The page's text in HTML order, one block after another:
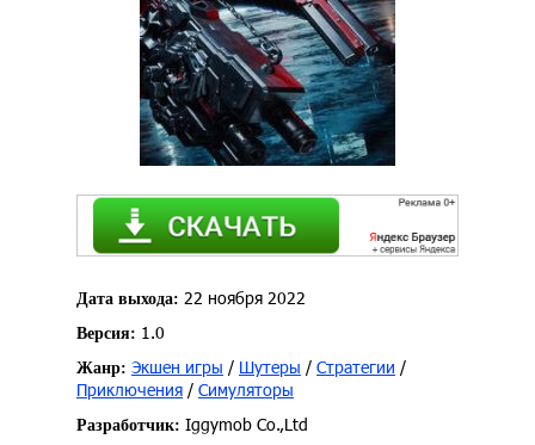
Дата выхода: 22 ноября 2022
Версия: 1.0
Жанр: Экшен игры / Шутеры / Стратегии /
Приключения / Симуляторы
Разработчик: Iggymob Co.,Ltd